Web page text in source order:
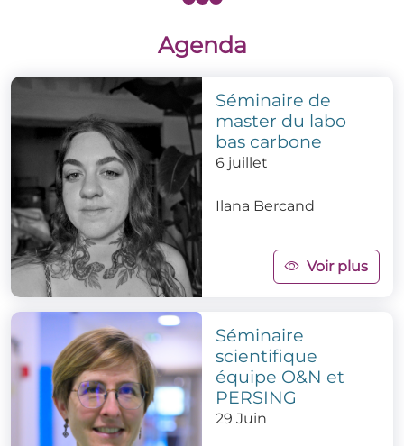
Agenda
Séminaire de
master du labo
bas carbone
6 juillet
Ilana Bercand
Voir plus
Séminaire
scientifique
équipe O&N et
PERSING
29 Juin